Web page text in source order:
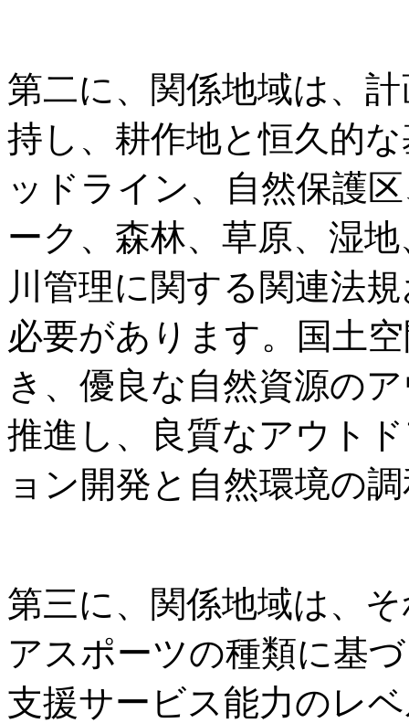
第二に、関係地域は、
持し、耕作地と恒久的
ッドライン、自然保護
ーク、森林、草原、湿
川管理に関する関連法
必要があります。国土
き、優良な自然資源の
推進し、良質なアウト
ョン開発と自然環境の
第三に、関係地域は、
アスポーツの種類に基
支援サービス能力のレ